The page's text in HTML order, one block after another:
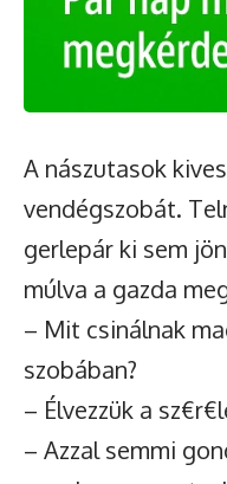
A nászutasok
vendégszobát.
gerlepár ki sem
múlva a gazda
– Mit csinálnak
szobában?
– Élvezzük a
– Azzal semmi